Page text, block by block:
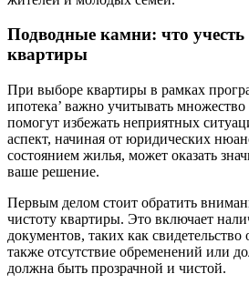
Подводные камни: что
квартиры
При выборе квартиры в рамках
ипотека’ важно учитывать
помогут избежать неприятных
аспект, начиная от юридических
состоянием жилья, может оказать
ваше решение.
Первым делом стоит обратить
чистоту квартиры. Это включает
документов, таких как свидетельство
также отсутствие обременений или
должна быть прозрачной и чистой.